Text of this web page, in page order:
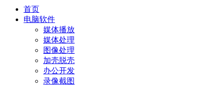
首页
电脑软件
媒体播放
媒体处理
图像处理
加壳脱壳
办公开发
录像截图